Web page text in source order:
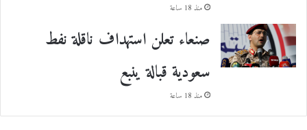
منذ 18 ساعة
صنعاء تعلن استهداف ناقلة نفط
سعودية قبالة ينبع
منذ 18 ساعة